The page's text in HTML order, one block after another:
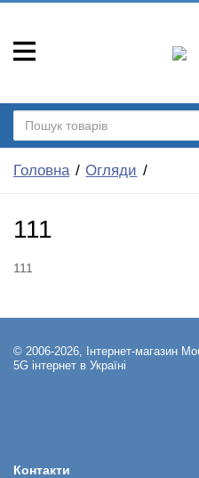
Головна Огляди
111
111
© 2006-2026, Інтернет-магазин
5G інтернет в Україні
Контакти